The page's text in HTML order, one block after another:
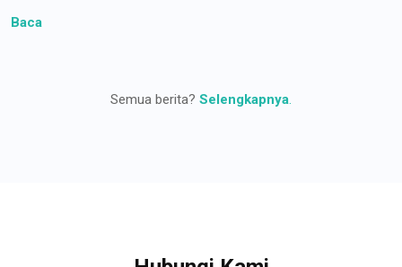
Baca
Semua berita? Selengkapnya.